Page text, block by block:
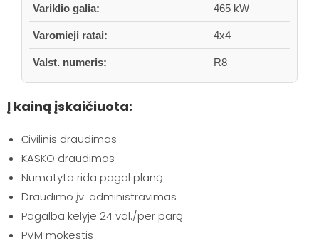
Variklio galia: 465 kW
Varomieji ratai: 4x4
Valst. numeris: R8
Į kainą įskaičiuota:
Сivilinis draudimas
KASKO draudimas
Numatyta rida pagal planą
Draudimo įv. administravimas
Pagalba kelyje 24 val./per parą
PVM mokestis